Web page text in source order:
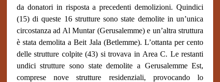
da donatori in risposta a precedenti demolizioni. Quindici
(15) di queste 16 strutture sono state demolite in un’unica
circostanza ad Al Muntar (Gerusalemme) e un’altra struttura
è stata demolita a Beit Jala (Betlemme). L’ottanta per cento
delle strutture colpite (43) si trovava in Area C. Le restanti
undici strutture sono state demolite a Gerusalemme Est,
comprese nove strutture residenziali, provocando lo